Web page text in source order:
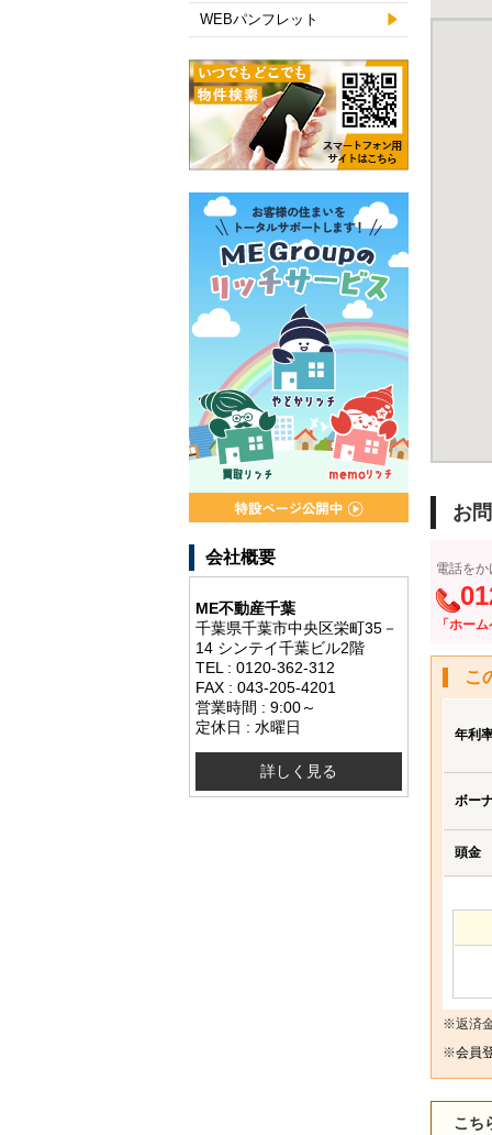
お
電話を
「ホー
こ
年利
ボー
頭金
※返済
※会員
こち
WEBパンフレット
会社概要
ME不動産千葉
千葉県千葉市中央区栄町35－
14 シンテイ千葉ビル2階
TEL : 0120-362-312
FAX : 043-205-4201
営業時間 : 9:00～
定休日 : 水曜日
詳しく見る